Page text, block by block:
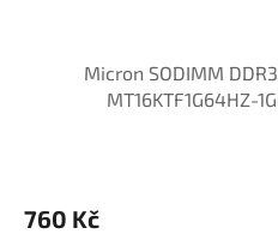
Micron SODIMM
MT16KTF1G64HZ-
760 Kč